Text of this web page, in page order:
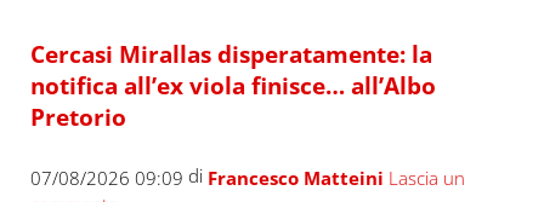
Cercasi Mirallas disperatamente: la
notifica all’ex viola finisce… all’Albo
Pretorio
07/08/2026 09:09 di Francesco Matteini Lascia un